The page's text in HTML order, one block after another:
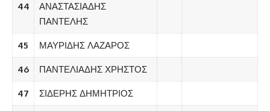
44
ΑΝΑΣΤΑΣΙΑΔΗΣ
ΠΑΝΤΕΛΗΣ
45 ΜΑΥΡΙΔΗΣ ΛΑΖΑΡΟΣ
46 ΠΑΝΤΕΛΙΑΔΗΣ ΧΡΗΣΤΟΣ
47 ΣΙΔΕΡΗΣ ΔΗΜΗΤΡΙΟΣ